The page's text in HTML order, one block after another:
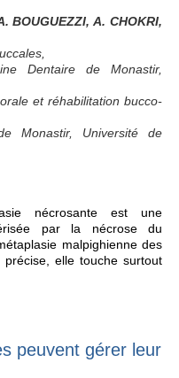
BOUGUEZZI, A. CHOKRI,
Dentaire de Monastir,
et réhabilitation bucco-
Monastir, Université de
nécrosante est une
par la nécrose du
malpighienne des
précise, elle touche surtout
peuvent gérer leur